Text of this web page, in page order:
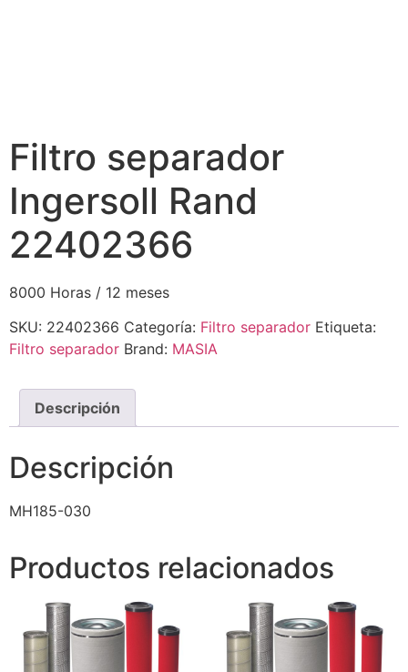
Filtro separador
Ingersoll Rand
22402366
8000 Horas / 12 meses
SKU: 22402366 Categoría: Filtro separador Etiqueta:
Filtro separador Brand: MASIA
Descripción
Descripción
MH185-030
Productos relacionados